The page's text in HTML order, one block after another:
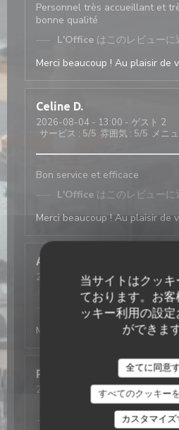
当サイトはクッ
ております。お客
ッキー利用の設
ができます
全てに同意
すべてのクッキー
カスタマイズ
Personnel très accueillant et
bonne qualité
L'Office はこのレビューに
Merci beaucoup ! Au plaisir de
Celine D
2026-08-04 - 13:00 - ゲスト 2
サービス : 5/5 雰囲気 : 5/5 メニ
Bon service et efficace
L'Office はこのレビューに
Merci beaucoup ! Au plaisir de
Antonio
2026-08-03- 19:30 - ゲスト 2
5/5 雰囲気 : 4/5 メニ
L'Office はこのレビューに
Merci beaucoup ! Au plaisir de
Philippe
2026-08-03 - 19:45 - ゲスト 4
/5 雰囲気:4/5 メニ
はこのレビューに